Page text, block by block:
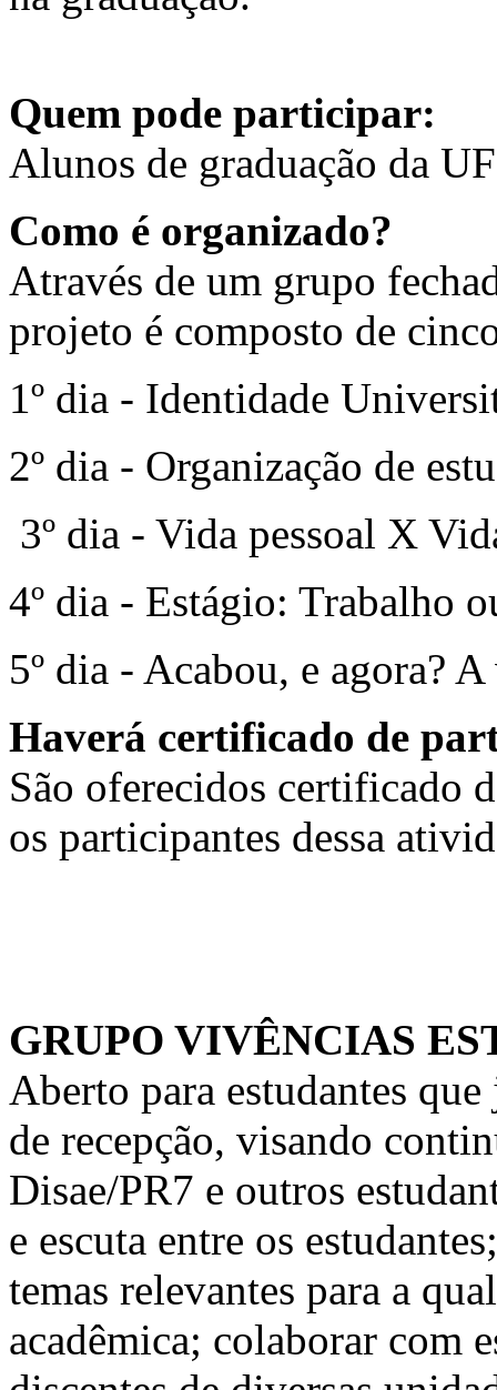
Quem pode participar:
Alunos de graduação da
Como é organizado?
Através de um grupo
projeto é composto de
1º dia - Identidade
2º dia - Organização de
3º dia - Vida pessoal X
4º dia - Estágio: Trabalho
5º dia - Acabou, e agora?
Haverá certificado de
São oferecidos certificado
os participantes dessa
GRUPO VIVÊNCIAS
Aberto para estudantes
de recepção, visando
Disae/PR7 e outros
e escuta entre os
temas relevantes para a
acadêmica; colaborar com